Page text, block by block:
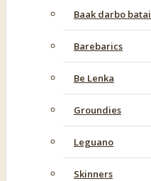
Baak darbo batai
Barebarics
Be Lenka
Groundies
Leguano
Skinners